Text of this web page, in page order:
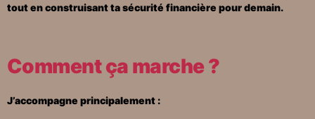
tout en construisant ta sécurité financière pour demain.
Comment ça marche ?
J’accompagne principalement :